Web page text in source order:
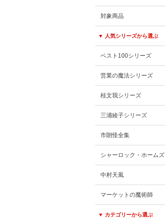
対象商品
▼ 人気シリーズから選ぶ
ベスト100シリーズ
営業の魔法シリーズ
桂文我シリーズ
三浦綾子シリーズ
市朗怪全集
シャーロック・ホームズ
中村天風
マーケットの魔術師
▼ カテゴリーから選ぶ